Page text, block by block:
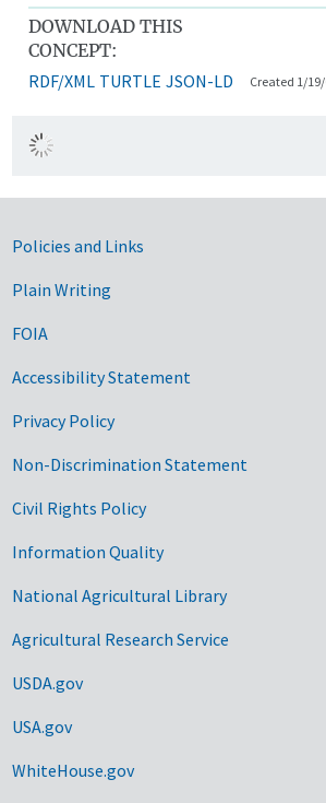
DOWNLOAD THIS
CONCEPT:
RDF/XML TURTLE JSON-LD Created 1/
Government Links
Policies and Links
Plain Writing
FOIA
Accessibility Statement
Privacy Policy
Non-Discrimination Statement
Civil Rights Policy
Information Quality
National Agricultural Library
Agricultural Research Service
USDA.gov
USA.gov
WhiteHouse.gov